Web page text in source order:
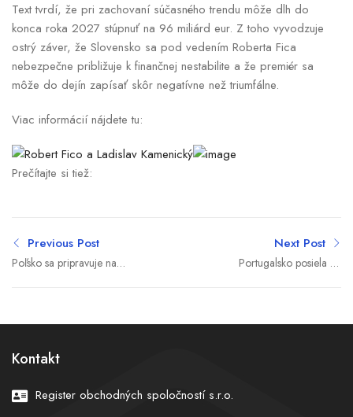
Text tvrdí, že pri zachovaní súčasného trendu môže dlh do
konca roka 2027 stúpnuť na 96 miliárd eur. Z toho vyvodzuje
ostrý záver, že Slovensko sa pod vedením Roberta Fica
nebezpečne približuje k finančnej nestabilite a že premiér sa
môže do dejín zapísať skôr negatívne než triumfálne.
Viac informácií nájdete tu:
Prečítajte si tiež:
Previous Post
Poľsko sa pripravuje na
Next Post
Portugalsko posiela na
Kontakt
Register obchodných spoločností s.r.o.